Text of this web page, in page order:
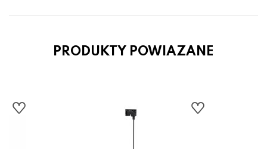
PRODUKTY POWIAZANE